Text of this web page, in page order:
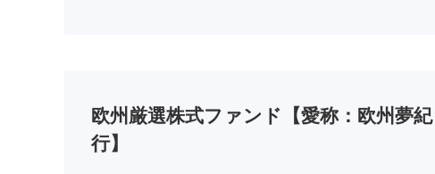
欧州厳選株式ファンド【愛称：欧州夢紀
行】